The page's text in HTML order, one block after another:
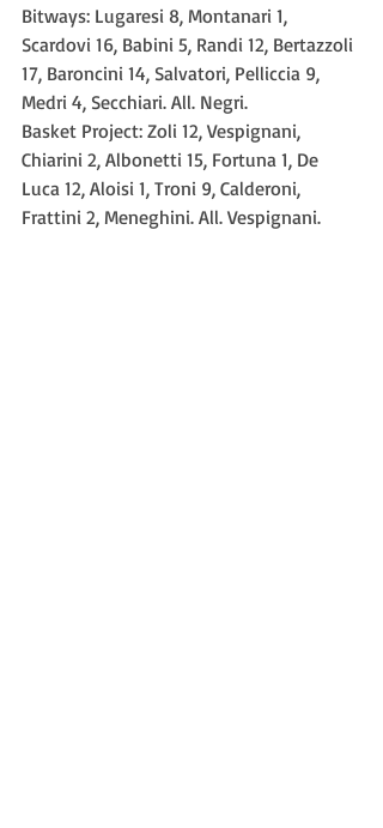
Bitways: Lugaresi 8, Montanari 1,
Scardovi 16, Babini 5, Randi 12, Bertazzoli
17, Baroncini 14, Salvatori, Pelliccia 9,
Medri 4, Secchiari. All. Negri.
Basket Project: Zoli 12, Vespignani,
Chiarini 2, Albonetti 15, Fortuna 1, De
Luca 12, Aloisi 1, Troni 9, Calderoni,
Frattini 2, Meneghini. All. Vespignani.